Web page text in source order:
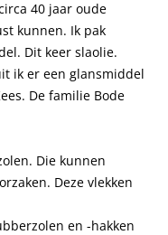
40 jaar oude
kunnen. Ik pak
Dit keer slaolie.
ik er een glansmiddel
De familie Bode
Die kunnen
Deze vlekken
en -hakken